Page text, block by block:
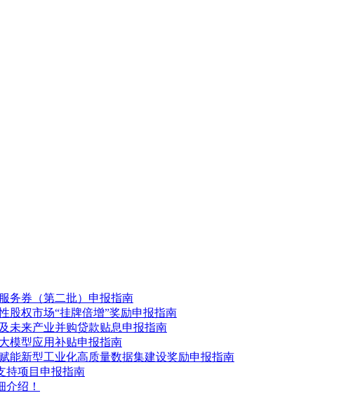
务券（第二批）申报指南
股权市场“挂牌倍增”奖励申报指南
未来产业并购贷款贴息申报指南
模型应用补贴申报指南
能新型工业化高质量数据集建设奖励申报指南
持项目申报指南
绍！